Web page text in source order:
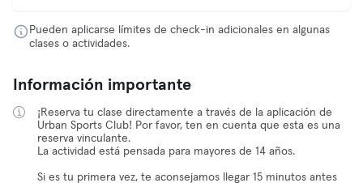
Pueden aplicarse límites de check-in adicionales en algunas
clases o actividades.
Información importante
¡Reserva tu clase directamente a través de la aplicación de
Urban Sports Club! Por favor, ten en cuenta que esta es una
reserva vinculante.
La actividad está pensada para mayores de 14 años.
Si es tu primera vez, te aconsejamos llegar 15 minutos antes